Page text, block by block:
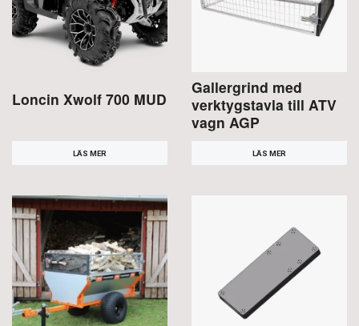
Loncin Xwolf 700 MUD
LÄS MER
Gallergrind med
verktygstavla till ATV
vagn AGP
LÄS MER